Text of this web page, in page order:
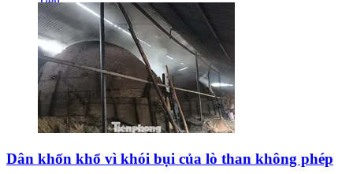
Dân khốn khổ vì khói bụi của lò than không phép